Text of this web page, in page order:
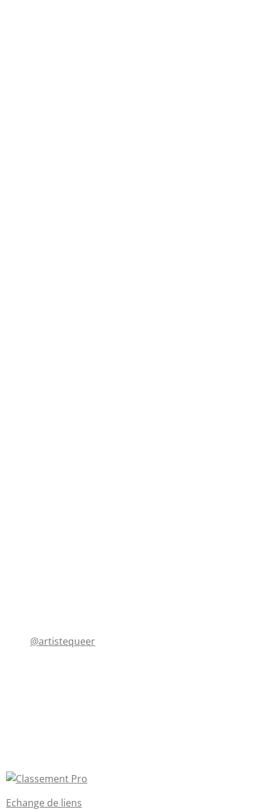
@artistequeer
Echange de liens